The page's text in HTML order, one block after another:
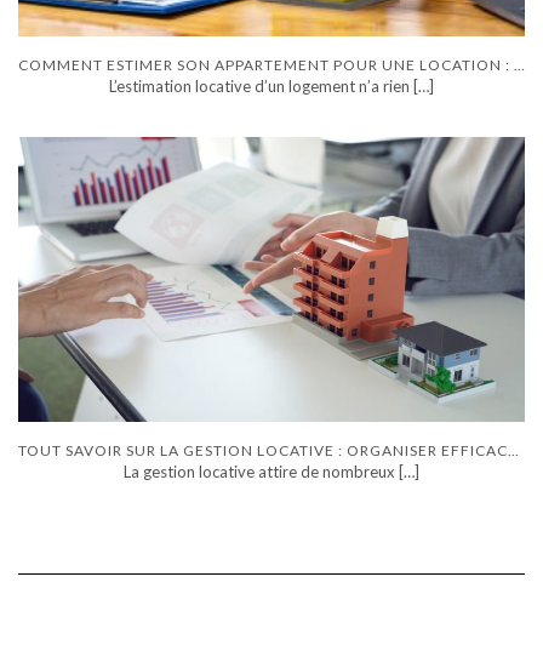
L’estimation locative d’un logement n’a rien […]
TOUT SAVOIR SUR LA GESTION LOCATIVE : ORGANISER EFFICACEMENT UNE LOCATION VIA UNE AGENCE IMMOBILIÈRE
La gestion locative attire de nombreux […]